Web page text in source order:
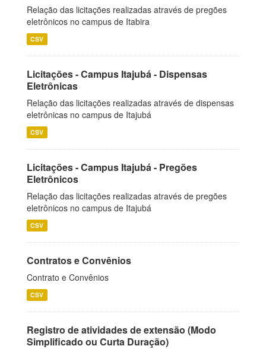
Relação das licitações realizadas através de pregões
eletrônicos no campus de Itabira
CSV
Licitações - Campus Itajubá - Dispensas
Eletrônicas
Relação das licitações realizadas através de dispensas
eletrônicas no campus de Itajubá
CSV
Licitações - Campus Itajubá - Pregões
Eletrônicos
Relação das licitações realizadas através de pregões
eletrônicos no campus de Itajubá
CSV
Contratos e Convênios
Contrato e Convênios
CSV
Registro de atividades de extensão (Modo
Simplificado ou Curta Duração)